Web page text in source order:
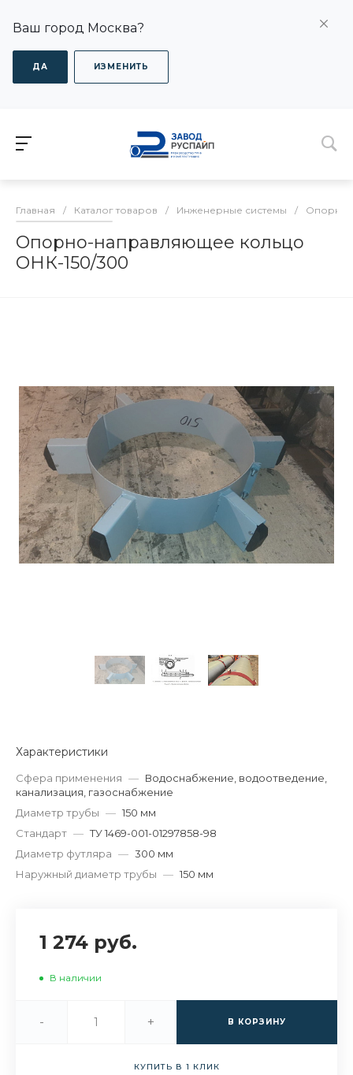
Ваш город Москва?
ДА ИЗМЕНИТЬ
Главная / Каталог товаров / Инженерные системы / Опорно-
Опорно-направляющее кольцо
ОНК-150/300
Характеристики
Сфера применения — Водоснабжение, водоотведение,
канализация, газоснабжение
Диаметр трубы — 150 мм
Стандарт — ТУ 1469-001-01297858-98
Диаметр футляра — 300 мм
Наружный диаметр трубы — 150 мм
1 274 руб.
В наличии
- + В КОРЗИНУ
КУПИТЬ В 1 КЛИК